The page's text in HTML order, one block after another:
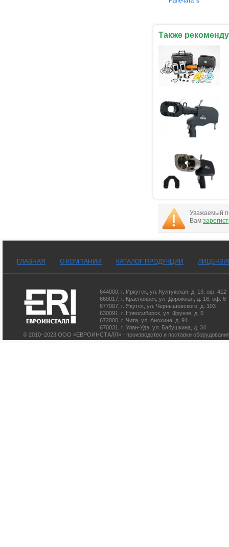
Также
Уважаемый
Вам
ГЛАВНАЯ О КОМПАНИИ КАТАЛОГ ПРОДУКЦИИ
644000 г. Иркутск ул. Култукская, д. 13 , оф. 412
660017 г. Красноярск ул. Дорожная, д. 16, оф. 6
677007 г. Якутск ул. Чернышевского, д. 103
630091
г. Новосибирск ул. Фрунзе, д. 5
672000 г. Чита ул. Анохина, д. 91
670031
г. Улан-Удэ ул. Бабушкина, д. 34
© 2010–2023 ООО «ЕВРОИНСТАЛЛ» - производство и поставки оборудования